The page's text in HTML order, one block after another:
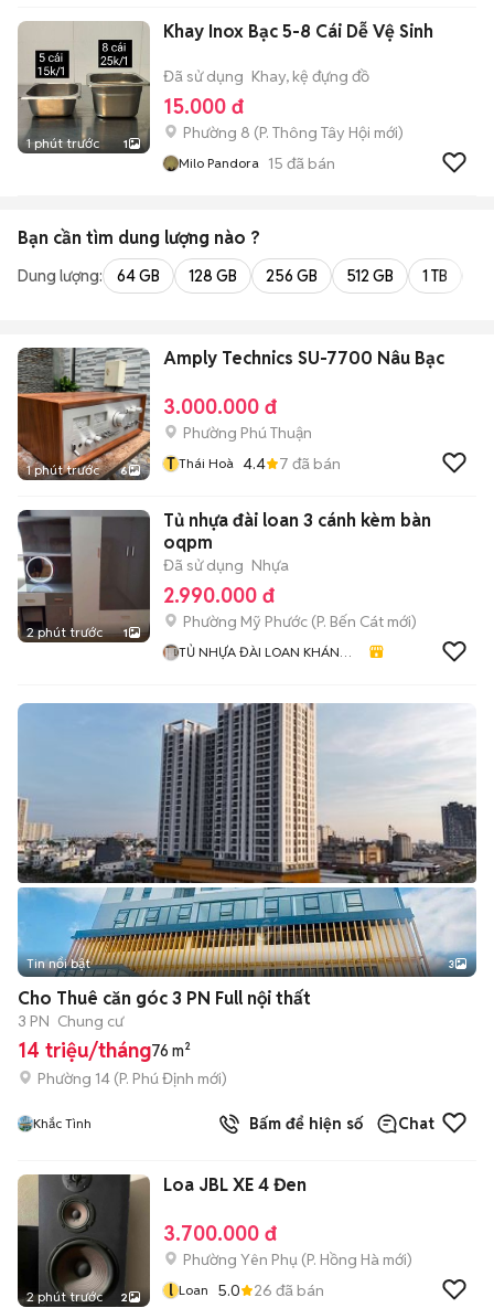
1 phút trước 1
Khay Inox Bạc 5-8 Cái Dễ Vệ Sinh
Đã sử dụng Khay, kệ đựng đồ
15.000 đ
Phường 8 (P. Thông Tây Hội mới)
Milo Pandora 15 đã bán
Bạn cần tìm dung lượng nào ?
Dung lượng: 64 GB 128 GB 256 GB 512 GB 1 TB
1 phút trước 6
Amply Technics SU-7700 Nâu Bạc
3.000.000 đ
Phường Phú Thuận
T Thái Hoà 4.4 7 đã bán
2 phút trước 1
Tủ nhựa đài loan 3 cánh kèm bàn
oqpm
Đã sử dụng Nhựa
2.990.000 đ
Phường Mỹ Phước (P. Bến Cát mới)
TỦ NHỰA ĐÀI LOAN KHÁNH
Tin nổi bật 3
Cho Thuê căn góc 3 PN Full nội thất
3 PN Chung cư
14 triệu/tháng76 m²
Phường 14 (P. Phú Định mới)
Khắc Tình Bấm để hiện số Chat
2 phút trước 2
Loa JBL XE 4 Đen
3.700.000 đ
Phường Yên Phụ (P. Hồng Hà mới)
l Loan 5.0 26 đã bán